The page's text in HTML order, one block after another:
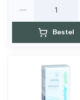
Bestel